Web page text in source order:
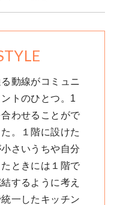
動線がコミュニ
トのひとつ。1
わせることがで
。１階に設けた
さいうちや自分
ときには１階で
するように考え
一したキッチン